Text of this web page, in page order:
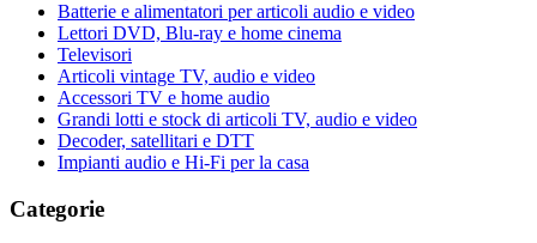
Batterie e alimentatori per articoli audio e video
Lettori DVD, Blu-ray e home cinema
Televisori
Articoli vintage TV, audio e video
Accessori TV e home audio
Grandi lotti e stock di articoli TV, audio e video
Decoder, satellitari e DTT
Impianti audio e Hi-Fi per la casa
Categorie